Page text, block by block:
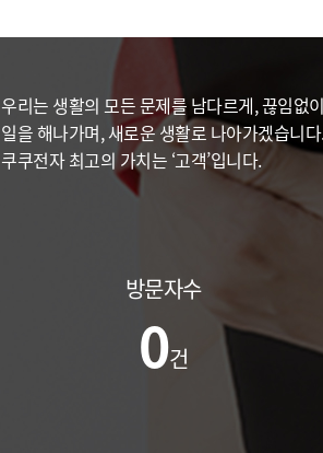
우리는 생활의 모든 문제를 남다르게, 끊임없
일을 해나가며, 새로운 생활로 나아가겠습니
쿠쿠전자 최고의 가치는 ‘고객’입니다.
방문자수
0건